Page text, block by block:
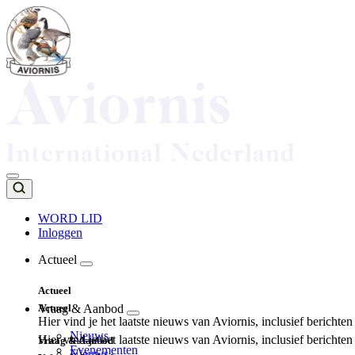
Overslaan
en
naar
de
inhoud
Top
navigation
WORD LID
Inloggen
navigation
Actueel
Actueel
Hier vind je het laatste nieuws van Aviornis, inclusief
Nieuws
Evenementen
Actueel
Hier vind je het laatste nieuws van Aviornis, inclusief
Vraag & Aanbod
Vraag & Aanbod